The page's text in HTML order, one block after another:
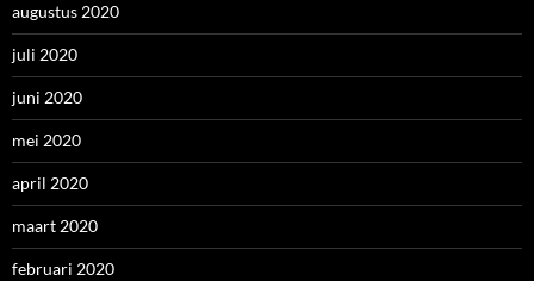
augustus 2020
juli 2020
juni 2020
mei 2020
april 2020
maart 2020
februari 2020